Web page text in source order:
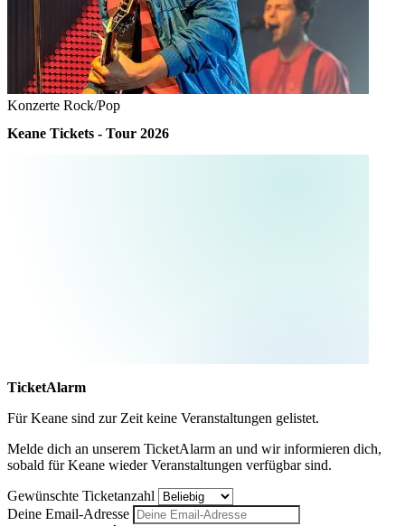
Konzerte Rock/Pop
Keane Tickets - Tour 2026
TicketAlarm
FürKeane sind zur Zeit keine Veranstaltungen gelistet.
Melde dich an unserem TicketAlarm an und wir informieren dich,
sobald fürKeane wieder Veranstaltungen verfügbar sind.
Gewünschte Ticketanzahl
Deine Email-Adresse